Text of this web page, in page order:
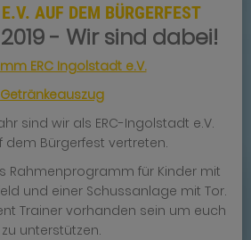
AUF DEM BÜRGERFEST
- Wir sind dabei!
ERC Ingolstadt e.V.
Getränkeauszug
sind wir als ERC-Ingolstadt e.V.
dem Bürgerfest vertreten.
Rahmenprogramm für Kinder mit
und einer Schussanlage mit Tor.
Trainer vorhanden sein um euch
zu unterstützen.